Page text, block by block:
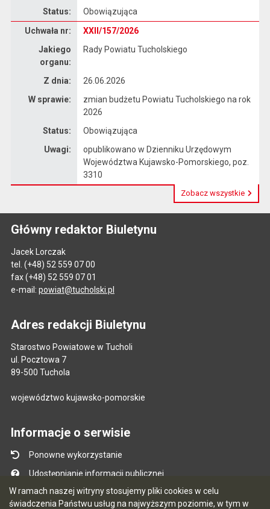
W ramach naszej witryny stosujemy pliki cookies w celu
świadczenia Państwu usług na najwyższym poziomie, w tym w
Status:
Obowiązująca
Uchwała nr:
XXII/157/2026
Jakiego
organu:
Rady Powiatu Tucholskiego
Z dnia:
26.06.2026
W sprawie:
zmian budżetu Powiatu Tucholskiego na rok
2026
Status:
Obowiązująca
Uwagi:
opublikowano w Dzienniku Urzędowym
Województwa Kujawsko-Pomorskiego, poz.
3310
Zobacz wszystkie
Główny redaktor Biuletynu
Jacek Lorczak
tel. (+48) 52 559 07 00
fax (+48) 52 559 07 01
e-mail: powiat@tucholski.pl
Adres redakcji Biuletynu
Starostwo Powiatowe w Tucholi
ul. Pocztowa 7
89-500 Tuchola
województwo kujawsko-pomorskie
Informacje o serwisie
Ponowne wykorzystanie
Udostępnianie informacji publicznej
Mapa serwisu